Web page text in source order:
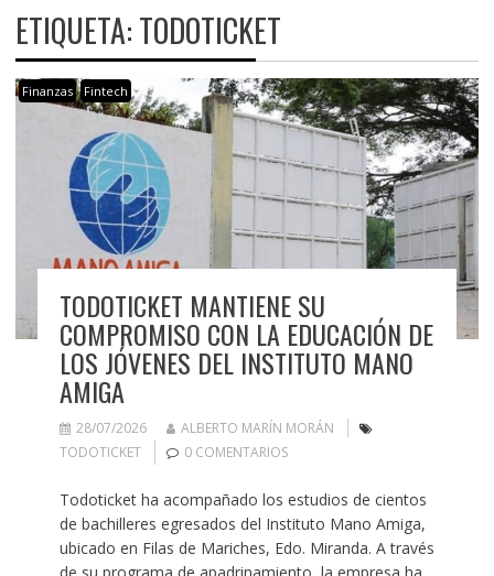
ETIQUETA:TODOTICKET
Finanzas Fintech
TODOTICKET MANTIENE SU
COMPROMISO CON LA EDUCACIÓN DE
LOS JÓVENES DEL INSTITUTO MANO
AMIGA
28/07/2026
ALBERTO MARÍN MORÁN
TODOTICKET
0 COMENTARIOS
Todoticket ha acompañado los estudios de cientos
de bachilleres egresados del Instituto Mano Amiga,
ubicado en Filas de Mariches, Edo. Miranda. A través